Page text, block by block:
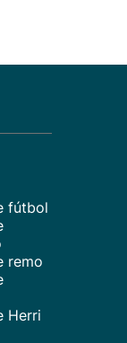
fútbol
remo
Herri